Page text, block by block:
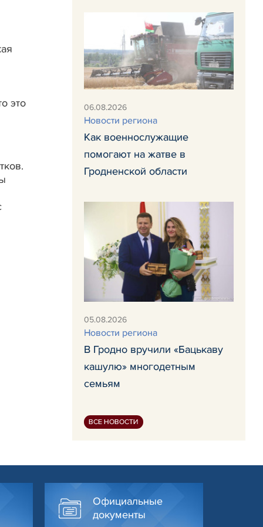
это 06.08.2026
Новости региона
Как военнослужащие
помогают на жатве в
Гродненской области
05.08.2026
Новости региона
В Гродно вручили «Бацькаву
кашулю» многодетным
семьям
ВСЕ НОВОСТИ
Официальные
документы